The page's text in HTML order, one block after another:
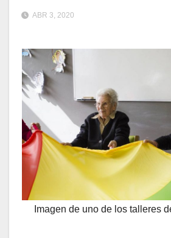
ABR 3, 2020
Imagen de uno de los talleres